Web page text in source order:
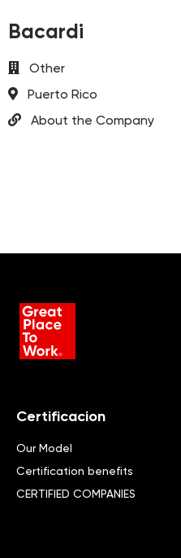
Bacardi
Other
Puerto Rico
About the Company
Certificacion
Our Model
Certification benefits
CERTIFIED COMPANIES